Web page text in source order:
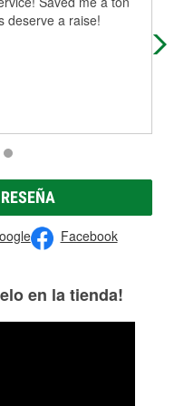
deserve a raise!
Facebook
en la tienda!